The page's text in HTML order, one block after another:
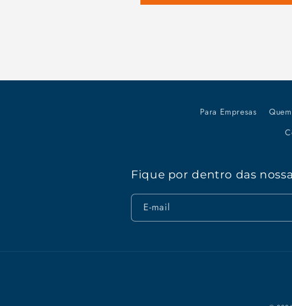
Para Empresas
Fique por dentro das
E-mail